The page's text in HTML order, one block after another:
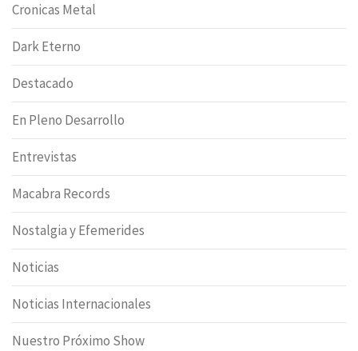
Cronicas Metal
Dark Eterno
Destacado
En Pleno Desarrollo
Entrevistas
Macabra Records
Nostalgia y Efemerides
Noticias
Noticias Internacionales
Nuestro Próximo Show